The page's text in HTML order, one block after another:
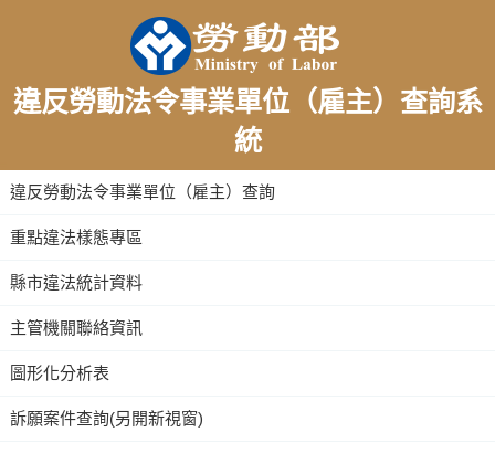
違反勞動法令事業單位（雇主）查詢系
統
違反勞動法令事業單位（雇主）查詢
重點違法樣態專區
縣市違法統計資料
主管機關聯絡資訊
圖形化分析表
訴願案件查詢(另開新視窗)